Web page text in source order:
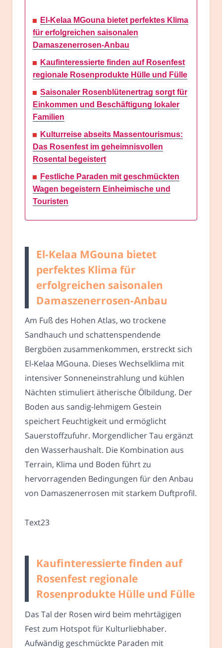
El-Kelaa MGouna bietet perfektes Klima
für erfolgreichen saisonalen
Damaszenerrosen-Anbau
Kaufinteressierte finden auf Rosenfest
regionale Rosenprodukte Hülle und Fülle
Saisonaler Rosenblütenertrag sorgt für
Einkommen und Beschäftigung lokaler
Familien
Kulturreise abseits Massentourismus:
Das Rosenfest im geheimnisvollen
Rosental begeistert
Festliche Paraden mit geschmückten
Wagen begeistern Einheimische und
Touristen
El-Kelaa MGouna bietet
perfektes Klima für
erfolgreichen saisonalen
Damaszenerrosen-Anbau
Am Fuß des Hohen Atlas, wo trockene
Sandhauch und schattenspendende
Bergböen zusammenkommen, erstreckt sich
El-Kelaa MGouna. Dieses Wechselklima mit
intensiver Sonneneinstrahlung und kühlen
Nächten stimuliert ätherische Ölbildung. Der
Boden aus sandig-lehmigem Gestein
speichert Feuchtigkeit und ermöglicht
Sauerstoffzufuhr. Morgendlicher Tau ergänzt
den Wasserhaushalt. Die Kombination aus
Terrain, Klima und Boden führt zu
hervorragenden Bedingungen für den Anbau
von Damaszenerrosen mit starkem Duftprofil.
Text23
Kaufinteressierte finden auf
Rosenfest regionale
Rosenprodukte Hülle und Fülle
Das Tal der Rosen wird beim mehrtägigen
Fest zum Hotspot für Kulturliebhaber.
Aufwändig geschmückte Paraden mit